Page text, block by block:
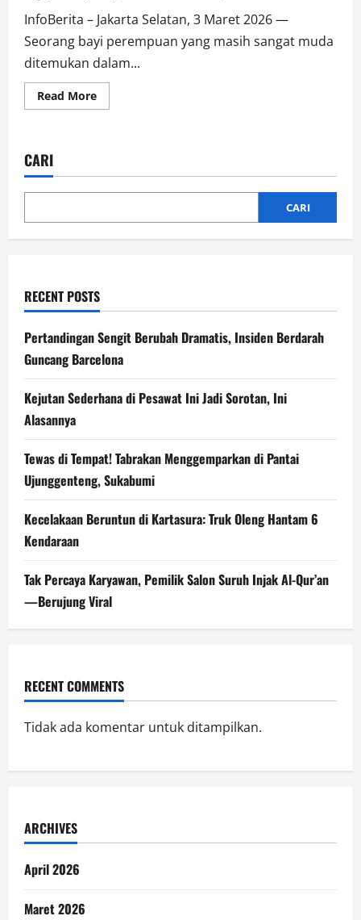
InfoBerita – Jakarta Selatan, 3 Maret 2026 —
Seorang bayi perempuan yang masih sangat muda
ditemukan dalam...
Read MoreRead
more
Nasi
Jakarta
CARI
CARI
RECENT POSTS
Pertandingan Sengit Berubah Dramatis, Insiden Berdarah
Guncang Barcelona
Kejutan Sederhana di Pesawat Ini Jadi Sorotan, Ini
Alasannya
Tewas di Tempat! Tabrakan Menggemparkan di Pantai
Ujunggenteng, Sukabumi
Kecelakaan Beruntun di Kartasura: Truk Oleng Hantam 6
Kendaraan
Tak Percaya Karyawan, Pemilik Salon Suruh Injak Al-Qur’an
—Berujung Viral
RECENT COMMENTS
Tidak ada komentar untuk ditampilkan.
ARCHIVES
April 2026
Maret 2026